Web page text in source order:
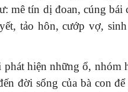
mê tín dị đoan, cúng bái
tảo hôn, cướp vợ,
hiện những ổ, nhóm
đời sống của bà con